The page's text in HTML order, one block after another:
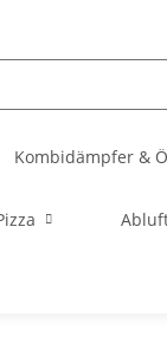
Kombidämpfer &